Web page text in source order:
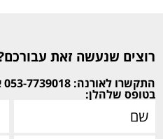
רוצים שנעשה זאת
התקשרו לאורנה: 053-7739018 או מלאו את הפרטים
בטופס שלהלן: